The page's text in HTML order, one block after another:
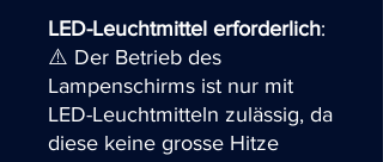
LED-Leuchtmittel erforderlich:
⚠️ Der Betrieb des
Lampenschirms ist nur mit
LED-Leuchtmitteln zulässig, da
diese keine grosse Hitze